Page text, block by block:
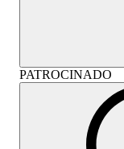
PATROCINADO